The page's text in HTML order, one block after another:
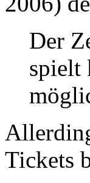
Der
spielt
Tickets